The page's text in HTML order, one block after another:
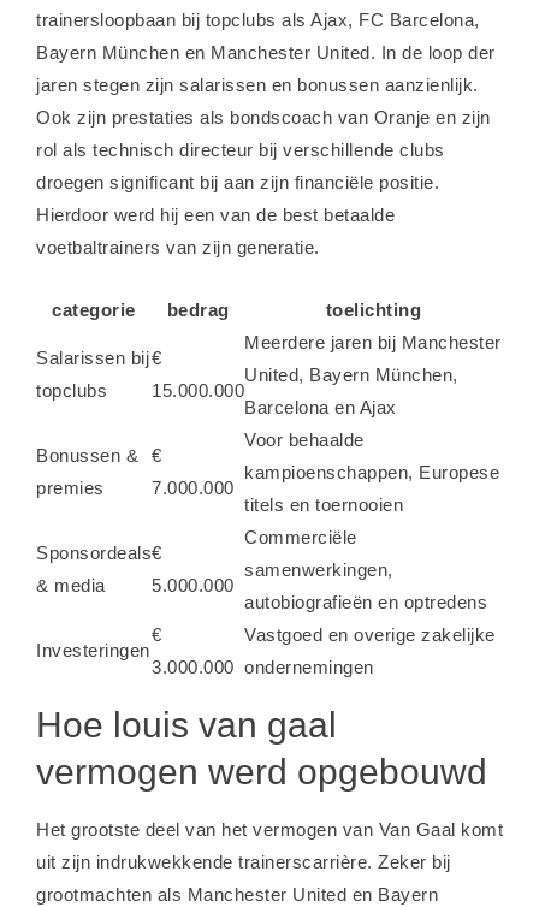
trainersloopbaan bij topclubs als Ajax, FC Barcelona,
Bayern München en Manchester United. In de loop der
jaren stegen zijn salarissen en bonussen aanzienlijk.
Ook zijn prestaties als bondscoach van Oranje en zijn
rol als technisch directeur bij verschillende clubs
droegen significant bij aan zijn financiële positie.
Hierdoor werd hij een van de best betaalde
voetbaltrainers van zijn generatie.
categorie bedrag toelichting
Salarissen bij
topclubs
€
15.000.000
Meerdere jaren bij Manchester
United, Bayern München,
Barcelona en Ajax
Bonussen &
premies
€
7.000.000
Voor behaalde
kampioenschappen, Europese
titels en toernooien
Sponsordeals
& media
€
5.000.000
Commerciële
samenwerkingen,
autobiografieën en optredens
Investeringen
€
3.000.000
Vastgoed en overige zakelijke
ondernemingen
Hoe louis van gaal
vermogen werd opgebouwd
Het grootste deel van het vermogen van Van Gaal komt
uit zijn indrukwekkende trainerscarrière. Zeker bij
grootmachten als Manchester United en Bayern